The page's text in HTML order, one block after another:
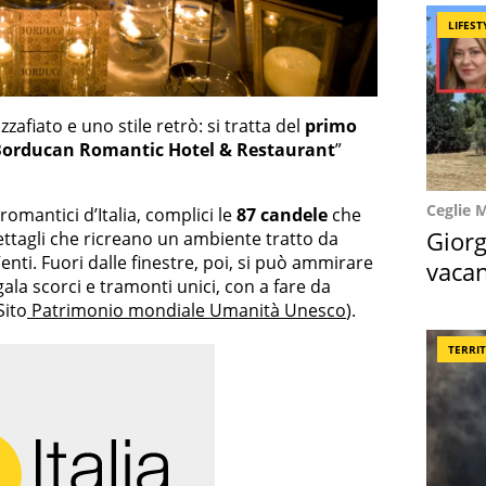
e uno stile retrò: si tratta del primo
Romantic Hotel & Restaurant”
d’Italia, complici le87 candele che
che ricreano un ambiente tratto da
Fuori dalle finestre, poi, si può ammirare
scorci e tramonti unici, con a fare da
Patrimonio mondiale Umanità Unesco).
Ceglie